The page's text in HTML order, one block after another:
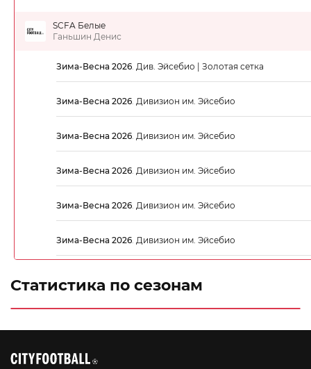
SCFA Белые
Ганьшин Денис
Зима-Весна 2026. Див. Эйсебио | Золотая сетка
Зима-Весна 2026. Дивизион им. Эйсебио
Зима-Весна 2026. Дивизион им. Эйсебио
Зима-Весна 2026. Дивизион им. Эйсебио
Зима-Весна 2026. Дивизион им. Эйсебио
Зима-Весна 2026. Дивизион им. Эйсебио
Статистика по сезонам